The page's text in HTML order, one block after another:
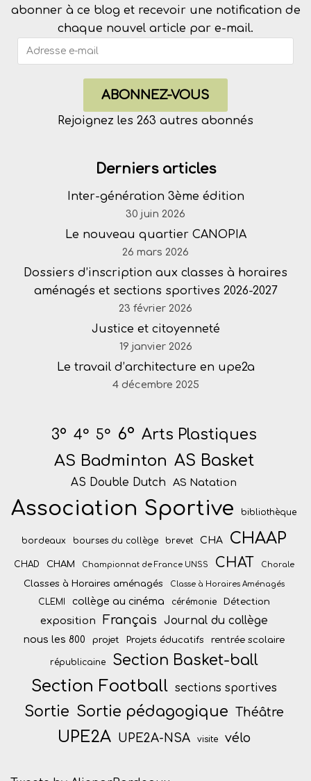
abonner à ce blog et recevoir une notification de
chaque nouvel article par e-mail.
ABONNEZ-VOUS
Rejoignez les 263 autres abonnés
Derniers articles
Inter-génération 3ème édition
30 juin 2026
Le nouveau quartier CANOPIA
26 mars 2026
Dossiers d’inscription aux classes à horaires
aménagés et sections sportives 2026-2027
23 février 2026
Justice et citoyenneté
19 janvier 2026
Le travail d’architecture en upe2a
4 décembre 2025
3° 4° 5° 6° Arts Plastiques
AS Badminton AS Basket
AS Double Dutch AS Natation
Association Sportive bibliothèque
bordeaux bourses du collège brevet CHA CHAAP
CHAD CHAM Championnat de France UNSS CHAT Chorale
Classes à Horaires aménagés Classe à Horaires Aménagés
CLEMI collège au cinéma cérémonie Détection
exposition Français Journal du collège
nous les 800 projet Projets éducatifs rentrée scolaire
républicaine Section Basket-ball
Section Football sections sportives
Sortie Sortie pédagogique Théâtre
UPE2A UPE2A-NSA visite vélo